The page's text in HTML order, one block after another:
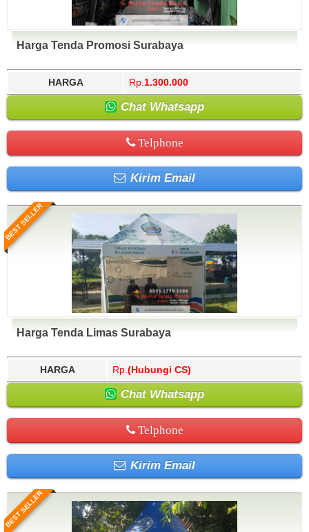
Harga Tenda Promosi Surabaya
HARGA Rp. 1.300.000
Chat Whatsapp
Telphone
Kirim Email
BEST SELLER
Harga Tenda Limas Surabaya
HARGA Rp. (Hubungi CS)
Chat Whatsapp
Telphone
Kirim Email
BEST SELLER